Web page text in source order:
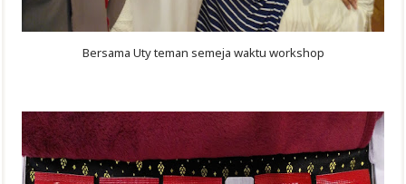
Bersama Uty teman semeja waktu workshop